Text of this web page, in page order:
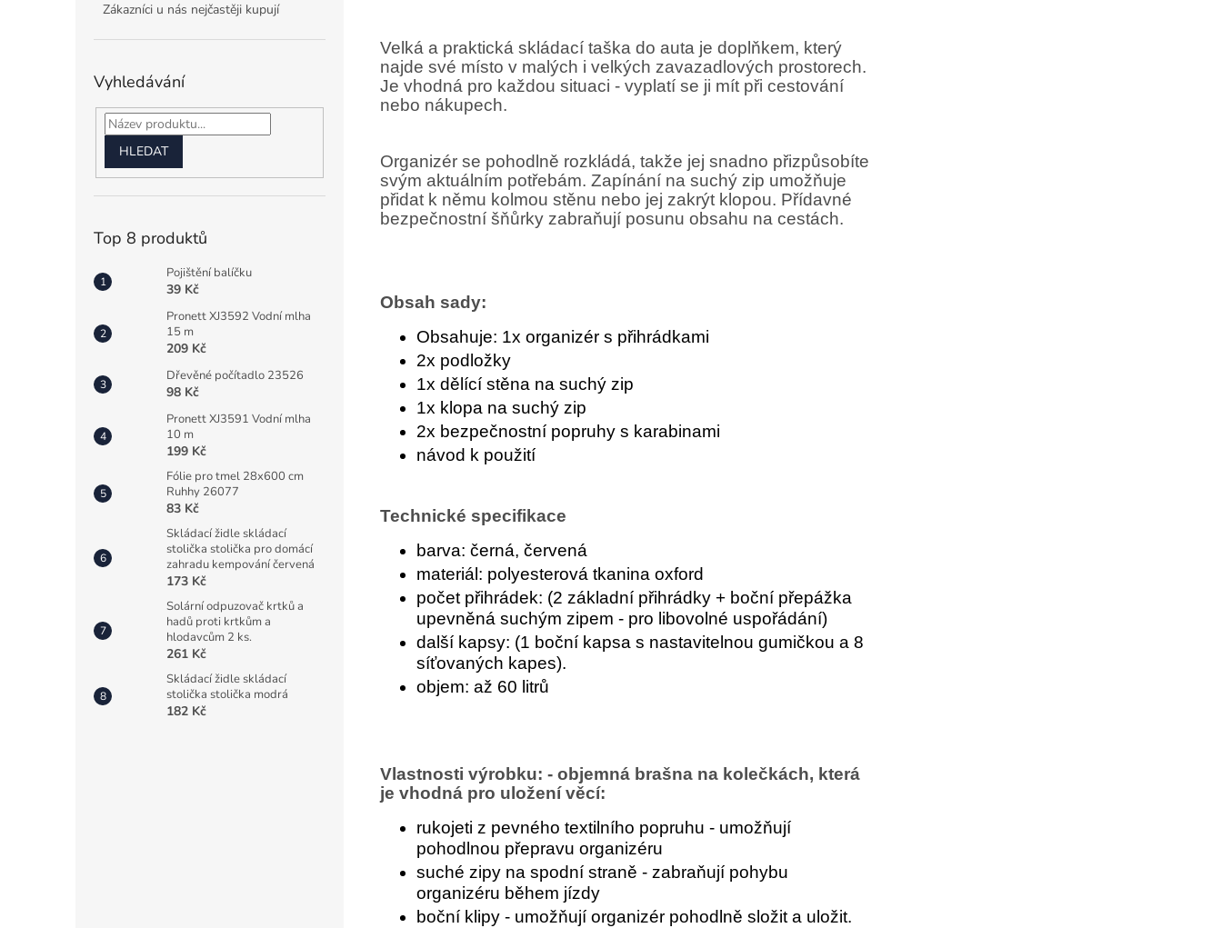
Zákazníci u nás nejčastěji kupují
Vyhledávání
HLEDAT
Top 8 produktů
Pojištění balíčku
39 Kč
Pronett XJ3592 Vodní mlha
15 m
209 Kč
Dřevěné počítadlo 23526
98 Kč
Pronett XJ3591 Vodní mlha
10 m
199 Kč
Fólie pro tmel 28x600 cm
Ruhhy 26077
83 Kč
Skládací židle skládací
stolička stolička pro domácí
zahradu kempování červená
173 Kč
Solární odpuzovač krtků a
hadů proti krtkům a
hlodavcům 2 ks.
261 Kč
Skládací židle skládací
stolička stolička modrá
182 Kč
Velká a praktická skládací taška do auta je doplňkem, který
najde své místo v malých i velkých zavazadlových prostorech.
Je vhodná pro každou situaci - vyplatí se ji mít při cestování
nebo nákupech.
Organizér se pohodlně rozkládá, takže jej snadno přizpůsobíte
svým aktuálním potřebám. Zapínání na suchý zip umožňuje
přidat k němu kolmou stěnu nebo jej zakrýt klopou. Přídavné
bezpečnostní šňůrky zabraňují posunu obsahu na cestách.
Obsah sady:
Obsahuje: 1x organizér s přihrádkami
2x podložky
1x dělící stěna na suchý zip
1x klopa na suchý zip
2x bezpečnostní popruhy s karabinami
návod k použití
Technické specifikace
barva: černá, červená
materiál: polyesterová tkanina oxford
počet přihrádek: (2 základní přihrádky + boční přepážka
upevněná suchým zipem - pro libovolné uspořádání)
další kapsy: (1 boční kapsa s nastavitelnou gumičkou a 8
síťovaných kapes).
objem: až 60 litrů
Vlastnosti výrobku: - objemná brašna na kolečkách, která
je vhodná pro uložení věcí:
rukojeti z pevného textilního popruhu - umožňují
pohodlnou přepravu organizéru
suché zipy na spodní straně - zabraňují pohybu
organizéru během jízdy
boční klipy - umožňují organizér pohodlně složit a uložit.